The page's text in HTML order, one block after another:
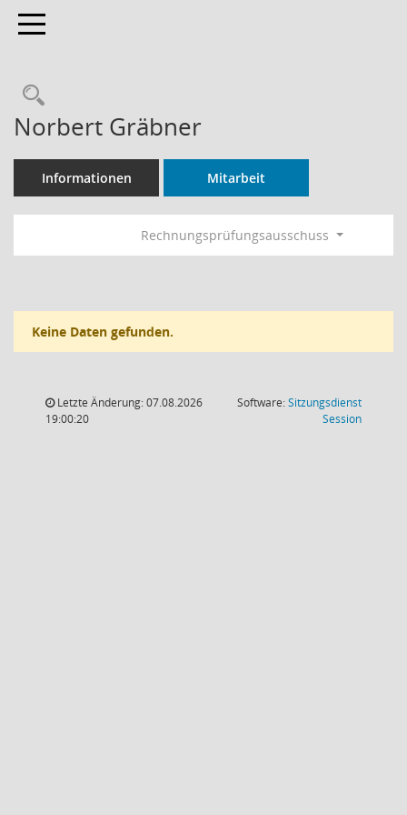
Toggle navigation
Rechercheauswahl
Norbert Gräbner
Informationen Mitarbeit
Rechnungsprüfungsausschuss
Keine Daten gefunden.
Letzte Änderung: 07.08.2026
19:00:20
Software:Sitzungsdienst
Session(Wird in